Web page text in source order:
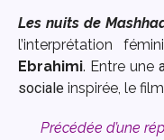
Les nuits de
l’interprétation
Ebrahimi. Entre une
sociale inspirée, le
Précédée d’une